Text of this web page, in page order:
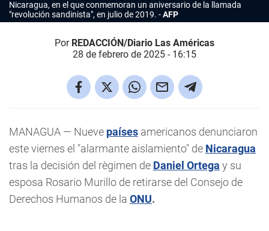
Nicaragua, en el que conmemoran un aniversario de la llamada
"revolución sandinista", en julio de 2019.
AFP
Por REDACCIÓN/Diario Las Américas
28 de febrero de 2025 - 16:15
MANAGUA — Nueve países americanos denunciaron
este viernes el "alarmante aislamiento" de Nicaragua
tras la decisión del règimen de Daniel Ortega y su
esposa Rosario Murillo de retirarse del Consejo de
Derechos Humanos de la ONU.